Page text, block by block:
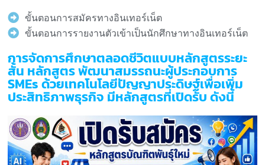
ขั้นตอนการสมัครทางอินเทอร์เน็ต
ขั้นตอนการรายงานตัวเข้าเป็นนักศึกษาทางอินเทอร์เน็ต
การจัดการศึกษาตลอดชีวิตแบบหลักสูตรระยะ
สั้น หลักสูตร พัฒนาสมรรถนะผู้ประกอบการ
SMEs ด้วยเทคโนโลยีปัญญาประดิษฐ์เพื่อเพิ่ม
ประสิทธิภาพธุรกิจ มีหลักสูตรที่เปิดรับ ดังนี้